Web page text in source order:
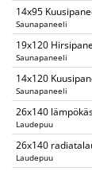
14x95
Saunapaneeli
19x120
Saunapaneeli
14x120
Saunapaneeli
26x140
Laudepuu
26x140
Laudepuu